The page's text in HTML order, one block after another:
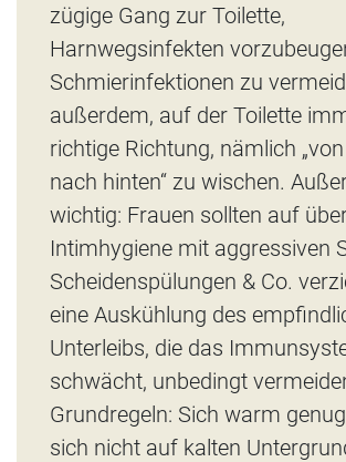
zügige Gang zur Toilette,
Harnwegsinfekten
Schmierinfektionen zu
außerdem, auf der Toilette
richtige Richtung, nämlich
nach hinten“ zu wischen.
wichtig: Frauen sollten auf
Intimhygiene mit aggressiven
Scheidenspülungen & Co.
eine Auskühlung des
Unterleibs, die das
schwächt, unbedingt
Grundregeln: Sich warm
sich nicht auf kalten